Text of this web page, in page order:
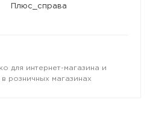
Плюс_справа
для интернет-магазина и
розничных магазинах